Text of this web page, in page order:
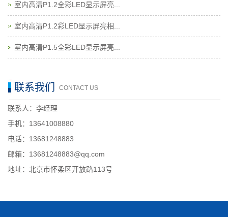
室内高清P1.2全彩LED显示屏亮...
室内高清P1.2彩LED显示屏亮相...
室内高清P1.5全彩LED显示屏亮...
联系我们 CONTACT US
联系人：李经理
手机：13641008880
电话：13681248883
邮箱：13681248883@qq.com
地址：北京市怀柔区开放路113号